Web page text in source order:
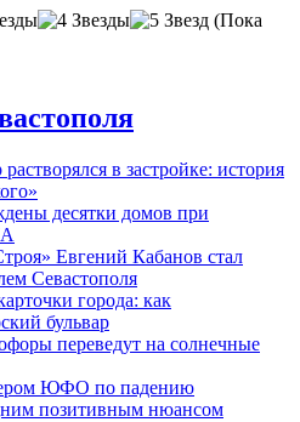
(Пока
в застройке: история
десятки домов при
Евгений Кабанов стал
Севастополя
города: как
бульвар
переведут на солнечные
ЮФО по падению
позитивным нюансом